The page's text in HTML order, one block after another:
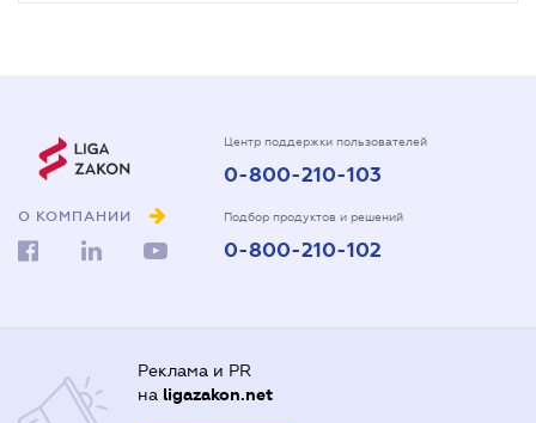
О КОМПАНИИ
Центр поддержки пользователей
0-800-210-103
Подбор продуктов и решений
0-800-210-102
Реклама и PR
на ligazakon.net